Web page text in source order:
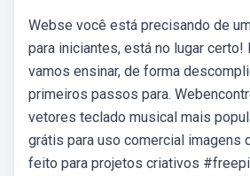
Webse você está precisando de
para iniciantes, está no lugar certo!
vamos ensinar, de forma
primeiros passos para.
vetores teclado musical mais
grátis para uso comercial imagens
feito para projetos criativos